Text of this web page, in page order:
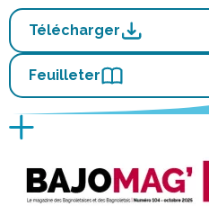
Télécharger
Feuilleter